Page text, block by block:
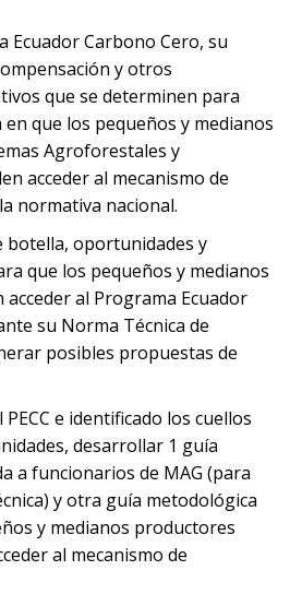
Ecuador Carbono Cero, su
y otros
que se determinen para
que los pequeños y medianos
Agroforestales y
acceder al mecanismo de
normativa nacional.
botella, oportunidades y
que los pequeños y medianos
al Programa Ecuador
su Norma Técnica de
posibles propuestas de
e identificado los cuellos
desarrollar 1 guía
a funcionarios de MAG (para
y otra guía metodológica
y medianos productores
al mecanismo de